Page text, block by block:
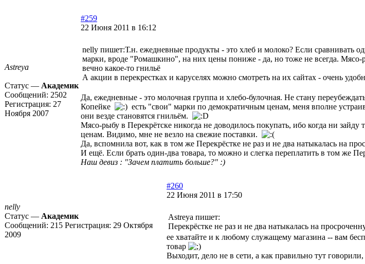
Astreya
Статус — Академик
Сообщений: 2502
Регистрация: 27
Ноября 2007
#259
22 Июня 2011 в 16:12
nelly пишет:Т.н. ежедневные продукты - это хлеб и молоко? Если сравнивать
марки, вроде "Ромашкино", на них цены пониже - да, но тоже не всегда. Мясо-
вечно какое-то гнильё
А акции в перекрестках и каруселях можно смотреть на их сайтах - очень
Да, ежедневные - это молочная группа и хлебо-булочная. Не стану
Копейке
есть "свои" марки по демократичным ценам, меня вполне
они везде становятся гнильём.
Мясо-рыбу в Перекрётске никогда не доводилось покупать, ибо когда ни
ценам. Видимо, мне не везло на свежие поставки.
Да, вспомнила вот, как в том же Перекрёстке не раз и не два натыкалась на
И ещё. Если брать один-два товара, то можно и слегка переплатить в том же
Наш девиз : "Зачем платить больше?" :)
nelly
Статус — Академик
Сообщений: 215 Регистрация: 29 Октября
2009
#260
22 Июня 2011 в 17:50
Astreya пишет:
Перекрёстке не раз и не два натыкалась на
ее хватайте и к любому служащему магазина -- вам
товар
Выходит, дело не в сети, а как правильно тут